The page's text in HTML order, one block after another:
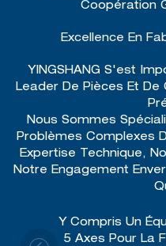
Coopération
Excellence En
YINGSHANG S'est
Leader De Pièces Et De
Nous Sommes
Problèmes Complexes
Expertise Technique,
Notre Engagement
Y Compris Un
5 Axes Pour La